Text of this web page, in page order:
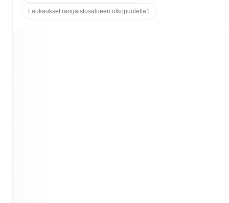
Laukaukset rangaistusalueen ulkopuolelta1